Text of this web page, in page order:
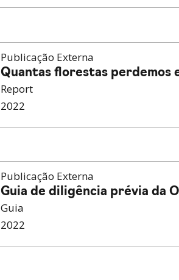
Publicação Externa
Quantas florestas perdemos
Report
2022
Publicação Externa
Guia de diligência prévia da
Guia
2022